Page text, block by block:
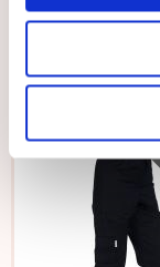
tovad fårull.
VÄLJ